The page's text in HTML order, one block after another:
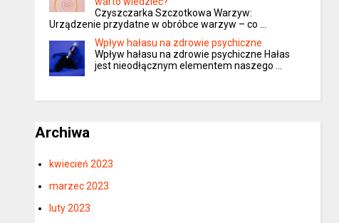
Czyszczarka Szczotkowa Warzyw:
Urządzenie przydatne w obróbce warzyw – co …
Wpływ hałasu na zdrowie psychiczne
Wpływ hałasu na zdrowie psychiczne Hałas
jest nieodłącznym elementem naszego …
Archiwa
kwiecień 2023
marzec 2023
luty 2023